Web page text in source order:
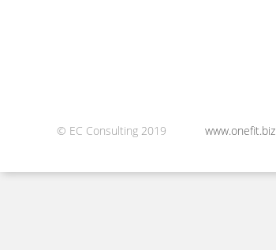
© EC Consulting 2019 www.onefit.biz